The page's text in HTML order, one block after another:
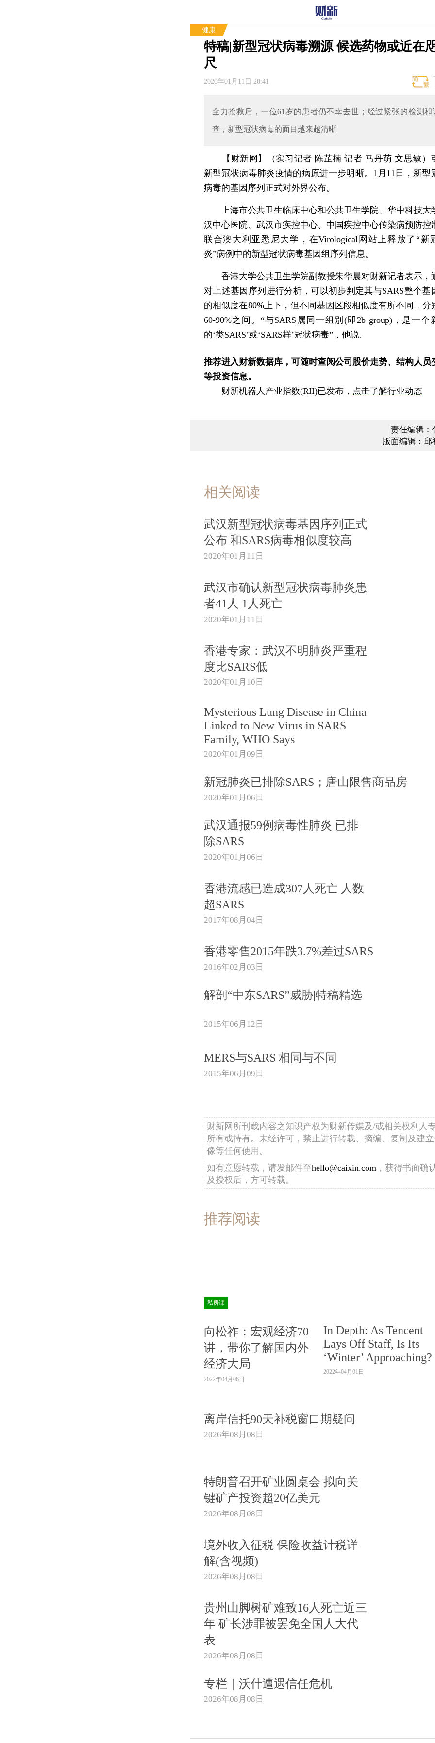
健康
特稿|新型冠状病毒溯源 候选药物或近在
尺
2020年01月11日 20:41
全力抢救后，一位61岁的患者仍不幸去世；经过紧张的检测和
查，新型冠状病毒的面目越来越清晰
【财新网】（实习记者 陈芷楠 记者 马丹萌 文思敏）
新型冠状病毒肺炎疫情的病原进一步明晰。1月11日，新型
病毒的基因序列正式对外界公布。
上海市公共卫生临床中心和公共卫生学院、华中科技大
汉中心医院、武汉市疾控中心、中国疾控中心传染病预防控
联合澳大利亚悉尼大学，在Virological网站上释放了“新
炎”病例中的新型冠状病毒基因组序列信息。
香港大学公共卫生学院副教授朱华晨对财新记者表示，
对上述基因序列进行分析，可以初步判定其与SARS整个基
的相似度在80%上下，但不同基因区段相似度有所不同，分
60-90%之间。“与SARS属同一组别(即2b group)，是一个
的‘类SARS’或‘SARS样’冠状病毒”，他说。
推荐进入财新数据库 ，可随时查阅公司股价走势、结构人员
等投资信息。
财新机器人产业指数(RII)已发布， 点击了解行业动态
责任编辑：
版面编辑：邱
相关阅读
武汉新型冠状病毒基因序列正式
公布 和SARS病毒相似度较高
2020年01月11日
武汉市确认新型冠状病毒肺炎患
者41人 1人死亡
2020年01月11日
香港专家：武汉不明肺炎严重程
度比SARS低
2020年01月10日
Mysterious Lung Disease in China
Linked to New Virus in SARS
Family, WHO Says
2020年01月09日
新冠肺炎已排除SARS；唐山限售商品房
2020年01月06日
武汉通报59例病毒性肺炎 已排
除SARS
2020年01月06日
香港流感已造成307人死亡 人数
超SARS
2017年08月04日
香港零售2015年跌3.7%差过SARS
2016年02月03日
解剖“中东SARS”威胁|特稿精选
2015年06月12日
MERS与SARS 相同与不同
2015年06月09日
财新网所刊载内容之知识产权为财新传媒及/或相关权利人
所有或持有。未经许可，禁止进行转载、摘编、复制及建
像等任何使用。
如有意愿转载，请发邮件至hello@caixin.com ，获得书面确
及授权后，方可转载。
推荐阅读
私房课
向松祚：宏观经济70
讲，带你了解国内外
经济大局
2022年04月06日
In Depth: As Tencent
Lays Off Staff, Is Its
‘Winter’ Approaching?
2022年04月01日
离岸信托90天补税窗口期疑问
2026年08月08日
特朗普召开矿业圆桌会 拟向关
键矿产投资超20亿美元
2026年08月08日
境外收入征税 保险收益计税详
解(含视频)
2026年08月08日
贵州山脚树矿难致16人死亡近三
年 矿长涉罪被罢免全国人大代
表
2026年08月08日
专栏｜沃什遭遇信任危机
2026年08月08日